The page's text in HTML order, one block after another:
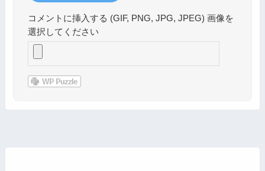
コメントに挿入する (GIF, PNG, JPG, JPEG) 画像を
選択してください